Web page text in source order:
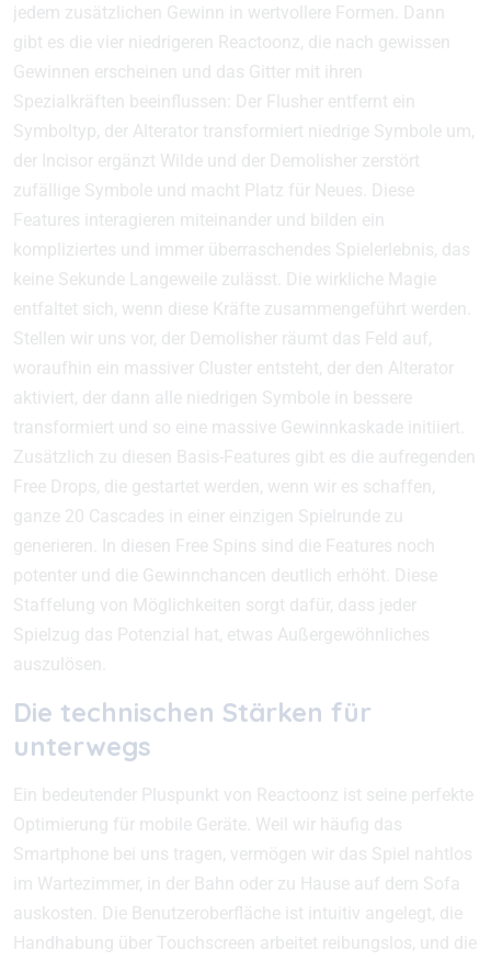
jedem zusätzlichen Gewinn in wertvollere Formen. Dann
gibt es die vier niedrigeren Reactoonz, die nach gewissen
Gewinnen erscheinen und das Gitter mit ihren
Spezialkräften beeinflussen: Der Flusher entfernt ein
Symboltyp, der Alterator transformiert niedrige Symbole um,
der Incisor ergänzt Wilde und der Demolisher zerstört
zufällige Symbole und macht Platz für Neues. Diese
Features interagieren miteinander und bilden ein
kompliziertes und immer überraschendes Spielerlebnis, das
keine Sekunde Langeweile zulässt. Die wirkliche Magie
entfaltet sich, wenn diese Kräfte zusammengeführt werden.
Stellen wir uns vor, der Demolisher räumt das Feld auf,
woraufhin ein massiver Cluster entsteht, der den Alterator
aktiviert, der dann alle niedrigen Symbole in bessere
transformiert und so eine massive Gewinnkaskade initiiert.
Zusätzlich zu diesen Basis-Features gibt es die aufregenden
Free Drops, die gestartet werden, wenn wir es schaffen,
ganze 20 Cascades in einer einzigen Spielrunde zu
generieren. In diesen Free Spins sind die Features noch
potenter und die Gewinnchancen deutlich erhöht. Diese
Staffelung von Möglichkeiten sorgt dafür, dass jeder
Spielzug das Potenzial hat, etwas Außergewöhnliches
auszulösen.
Die technischen Stärken für
unterwegs
Ein bedeutender Pluspunkt von Reactoonz ist seine perfekte
Optimierung für mobile Geräte. Weil wir häufig das
Smartphone bei uns tragen, vermögen wir das Spiel nahtlos
im Wartezimmer, in der Bahn oder zu Hause auf dem Sofa
auskosten. Die Benutzeroberfläche ist intuitiv angelegt, die
Handhabung über Touchscreen arbeitet reibungslos, und die